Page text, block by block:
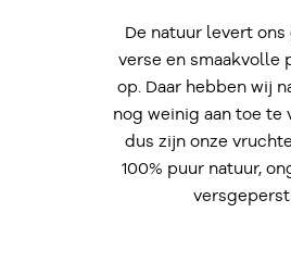
De natuur levert ons
verse en smaakvolle
op. Daar hebben wij
nog weinig aan toe te
dus zijn onze
100% puur natuur,